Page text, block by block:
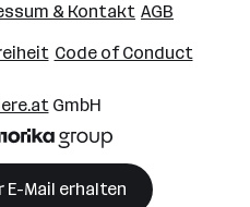
& Kontakt AGB
Code of Conduct
GmbH
E-Mail erhalten